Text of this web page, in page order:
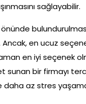
sağlayabilir.
en ucuz
en iyi seçenek
sunan bir firmayı
az stres